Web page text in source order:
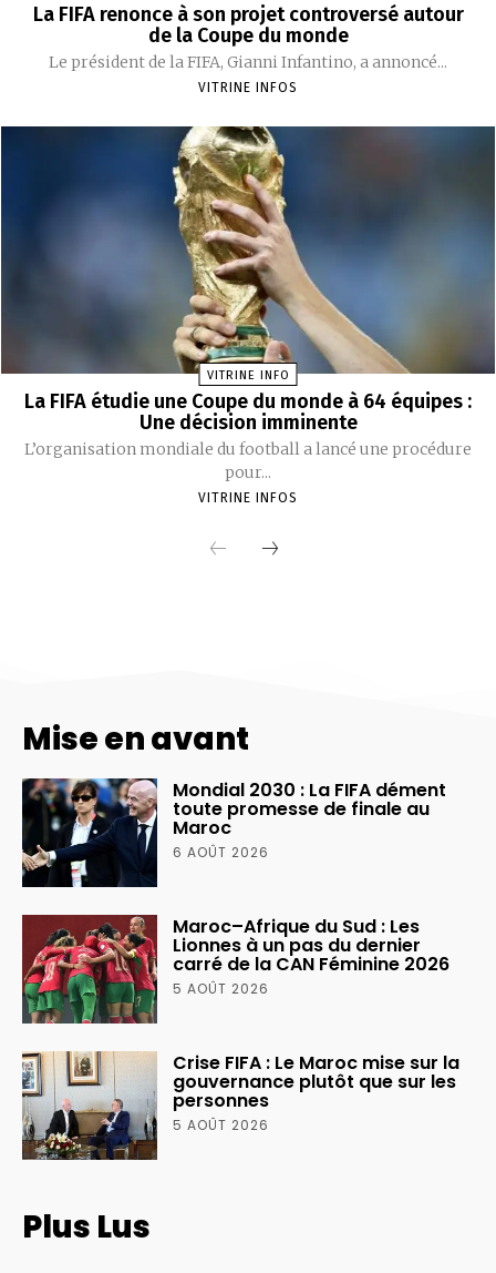
Mise en avant
Mondial 2030 : La FIFA dément
toute promesse de finale au
Maroc
6 AOÛT 2026
Maroc–Afrique du Sud : Les
Lionnes à un pas du dernier
carré de la CAN Féminine 2026
5 AOÛT 2026
Crise FIFA : Le Maroc mise sur la
gouvernance plutôt que sur les
personnes
5 AOÛT 2026
Plus Lus